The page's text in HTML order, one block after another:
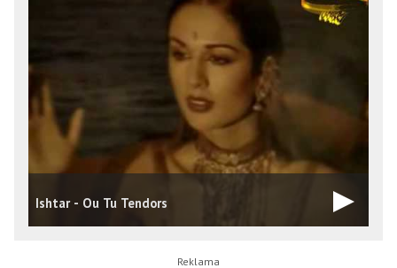
Ishtar - Ou Tu Tendors